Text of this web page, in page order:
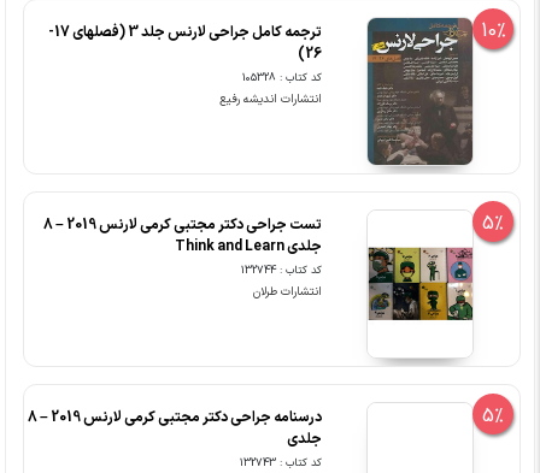
10%
ترجمه کامل جراحی لارنس جلد 3 (فصلهای 17-
26)
کد کتاب : 105328
انتشارات اندیشه رفیع
5%
تست جراحی دکتر مجتبی کرمی لارنس 2019 – 8
جلدی Think and Learn
کد کتاب : 132744
انتشارات طرلان
5%
درسنامه جراحی دکتر مجتبی کرمی لارنس 2019 – 8
جلدی
کد کتاب : 132743